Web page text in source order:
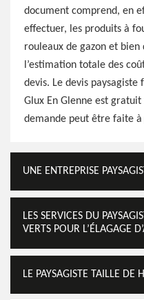
document comprend, en
effectuer, les produits à
rouleaux de gazon et bien
l’estimation totale des
devis. Le devis paysagiste
Glux En Glenne est
demande peut être faite
UNE ENTREPRISE
LES SERVICES DU
VERTS POUR L’ÉLAGAGE
LE PAYSAGISTE TAILLE